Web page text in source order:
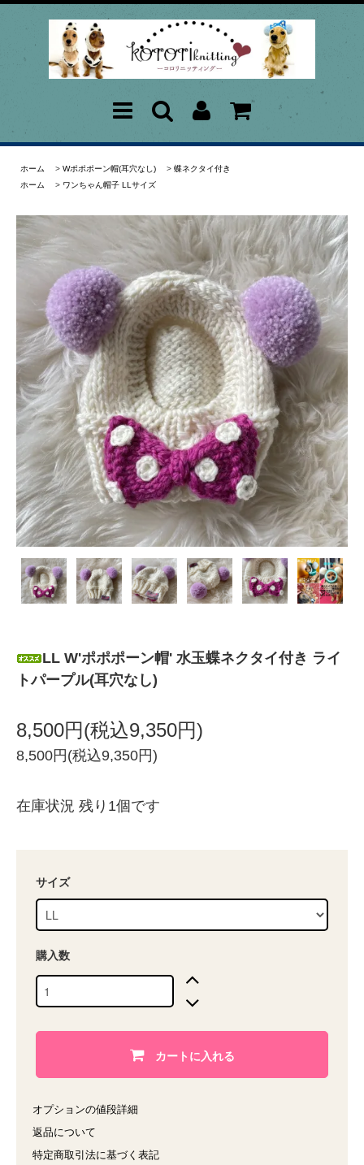
ホーム > Wポポポーン帽(耳穴なし) > 蝶ネクタイ付き
ホーム
> ワンちゃん帽子 LLサイズ
LL W'ポポポーン帽' 水玉蝶ネクタイ付き ライ
トパープル(耳穴なし)
8,500円(税込9,350円)
8,500円(税込9,350円)
在庫状況 残り1個です
サイズ
購入数
カートに入れる
オプションの値段詳細
返品について
特定商取引法に基づく表記